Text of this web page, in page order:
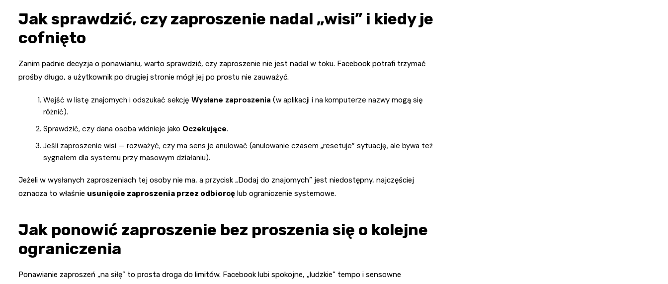
Jak sprawdzić, czy zaproszenie nadal „wisi” i kiedy je
cofnięto
Zanim padnie decyzja o ponawianiu, warto sprawdzić, czy zaproszenie nie jest nadal w toku. Facebook potrafi trzymać
prośby długo, a użytkownik po drugiej stronie mógł jej po prostu nie zauważyć.
Wejść w listę znajomych i odszukać sekcję Wysłane zaproszenia (w aplikacji i na komputerze nazwy mogą się
różnić).
Sprawdzić, czy dana osoba widnieje jako Oczekujące.
Jeśli zaproszenie wisi — rozważyć, czy ma sens je anulować (anulowanie czasem „resetuje” sytuację, ale bywa też
sygnałem dla systemu przy masowym działaniu).
Jeżeli w wysłanych zaproszeniach tej osoby nie ma, a przycisk „Dodaj do znajomych” jest niedostępny, najczęściej
oznacza to właśnie usunięcie zaproszenia przez odbiorcę lub ograniczenie systemowe.
Jak ponowić zaproszenie bez proszenia się o kolejne
ograniczenia
Ponawianie zaproszeń „na siłę” to prosta droga do limitów. Facebook lubi spokojne, „ludzkie” tempo i sensowne